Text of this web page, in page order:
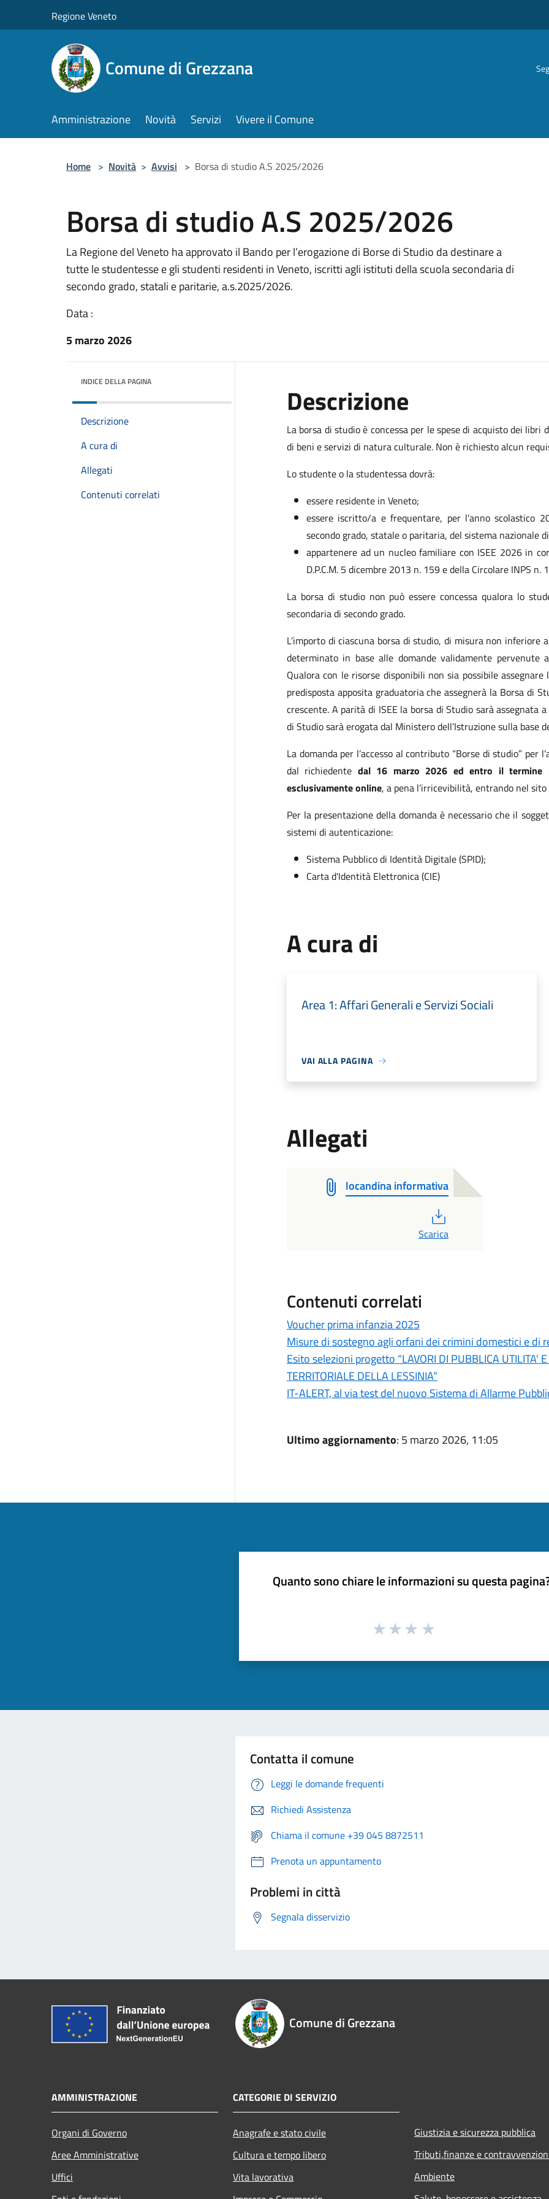
Regione Veneto
Comune di Grezzana
Amministrazione Novità Servizi Vivere il Comune
Home > Novità > Avvisi > Borsa di studio A.S 2025/2026
Borsa di studio A.S 2025/2026
La Regione del Veneto ha approvato il Bando per l’erogazione di Borse di Studio da destinare a
tutte le studentesse e gli studenti residenti in Veneto, iscritti agli istituti della scuola secondaria di
secondo grado, statali e paritarie, a.s.2025/2026.
Data :
5 marzo 2026
INDICE DELLA PAGINA
Descrizione
A cura di
Allegati
Contenuti correlati
Descrizione
La borsa di studio è concessa per le spese di acquisto dei
di beni e servizi di natura culturale. Non è richiesto alcun
Lo studente o la studentessa dovrà:
essere residente in Veneto;
essere iscritto/a e frequentare, per l’anno scolastico
secondo grado, statale o paritaria, del sistema nazionale
appartenere ad un nucleo familiare con ISEE 2026 in
D.P.C.M. 5 dicembre 2013 n. 159 e della Circolare INPS
La borsa di studio non può essere concessa qualora lo
secondaria di secondo grado.
L’importo di ciascuna borsa di studio, di misura non
determinato in base alle domande validamente pervenute
Qualora con le risorse disponibili non sia possibile
predisposta apposita graduatoria che assegnerà la Borsa di
crescente. A parità di ISEE la borsa di Studio sarà assegnata
di Studio sarà erogata dal Ministero dell’Istruzione sulla base
La domanda per l’accesso al contributo “Borse di studio”
dal richiedente dal 16 marzo 2026 ed entro il
esclusivamente online, a pena l’irricevibilità, entrando nel sito
Per la presentazione della domanda è necessario che il
sistemi di autenticazione:
Sistema Pubblico di Identità Digitale (SPID);
Carta d'Identità Elettronica (CIE)
A cura di
Area 1: Affari Generali e Servizi Sociali
VAI ALLA PAGINA
Allegati
locandina informativa
Scarica
Contenuti correlati
Voucher prima infanzia 2025
Misure di sostegno agli orfani dei crimini domestici e di
Esito selezioni progetto “LAVORI DI PUBBLICA UTILITA'
TERRITORIALE DELLA LESSINIA”
IT-ALERT, al via test del nuovo Sistema di Allarme
Ultimo aggiornamento: 5 marzo 2026, 11:05
Quanto sono chiare le informazioni su questa
Contatta il comune
Leggi le domande frequenti
Richiedi Assistenza
Chiama il comune +39 045 8872511
Prenota un appuntamento
Problemi in città
Segnala disservizio
Comune di Grezzana
AMMINISTRAZIONE
Organi di Governo
Aree Amministrative
Uffici
CATEGORIE DI SERVIZIO
Anagrafe e stato civile
Cultura e tempo libero
Vita lavorativa
Giustizia e sicurezza pubblica
Tributi,finanze e
Ambiente